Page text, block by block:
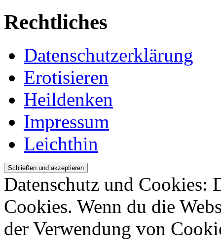
Rechtliches
Datenschutzerklärung
Erotisieren
Heildenken
Impressum
Leichthin
Datenschutz und Cookies:
Cookies. Wenn du die
der Verwendung von